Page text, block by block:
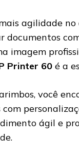
agilidade
documentos
imagem
Printer 60 é a
você
ágil e